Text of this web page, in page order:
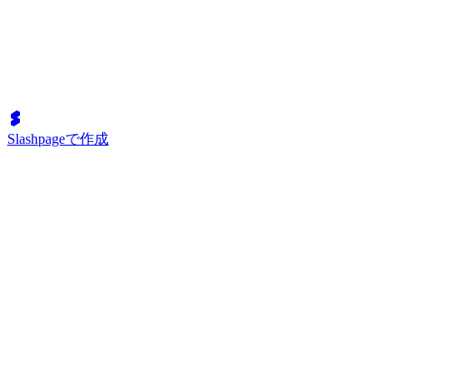
Slashpageで作成